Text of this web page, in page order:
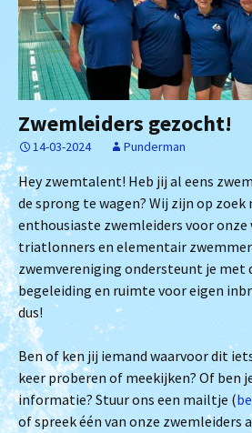
Zwemleiders gezocht!
14-03-2024 Punderman
Hey zwemtalent! Heb jij al eens
de sprong te wagen? Wij zijn op zoek
enthousiaste zwemleiders voor
triatlonners en elementair
zwemvereniging ondersteunt je met
begeleiding en ruimte voor eigen
dus!
Ben of ken jij iemand waarvoor dit
keer proberen of meekijken? Of ben
informatie? Stuur ons een mailtje (
of spreek één van onze zwemleiders